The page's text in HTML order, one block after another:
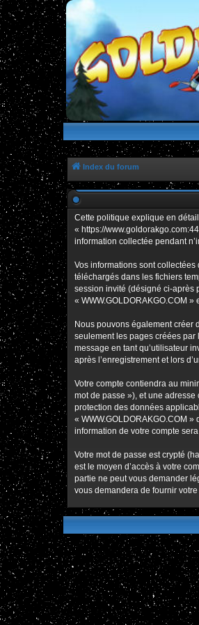
le site de la Lune Rouge
Index du forum
Cette politique explique en
« https://
information collectée pendant
Vos informations sont
téléchargés dans les fichiers
session invité (désigné ci-après
« WWW.GOLDORAKGO.COM
Nous pouvons également créer
seulement les pages créées par
message en tant qu’utilisateur
après l’enregistrement et lors
Votre compte contiendra au
mot de passe »), et une
protection des données
« WWW.GOLDORAKGO.COM
information de votre compte
Votre mot de passe est crypté
est le moyen d’accès à votre
partie ne peut vous demander
vous demandera de fournir